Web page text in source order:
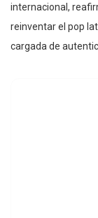
internacional,
reinventar el pop
cargada de